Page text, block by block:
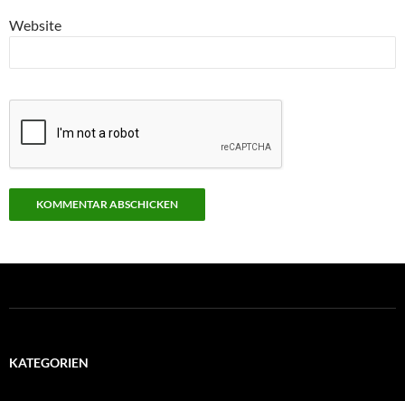
Website
KATEGORIEN